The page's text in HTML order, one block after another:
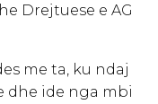
Drejtuese e AG
me ta, ku ndaj
dhe ide nga mbi